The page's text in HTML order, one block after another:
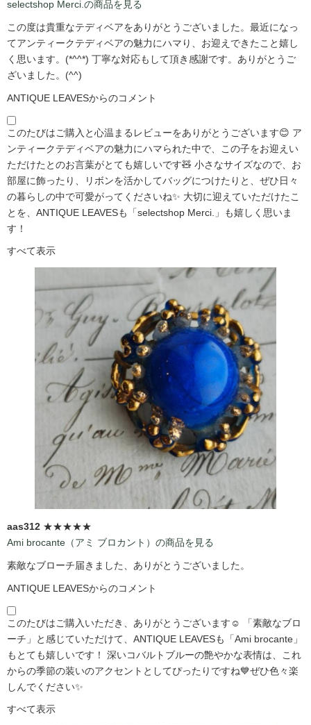
selectshop Merci.の商品を見る
この度は貴重なテディベアをありがとうございました。最近になっ
てアンティークテディベアの魅力にハマり、お迎えできたこと嬉し
く思います。(*^^*) 丁寧な対応もして頂き感謝です。ありがとうご
ざいました。(^^)
ANTIQUE LEAVESからのコメント
このたびはご購入と心温まるレビューをありがとうございます😊 ア
ンティークテディベアの魅力にハマられた中で、この子をお迎えい
ただけたとのお言葉がとても嬉しいです🧸 小さなサイズなので、お
部屋に飾ったり、リボンを活かしてバッグにつけたりと、ぜひ日々
の暮らしの中で可愛がってくださいね✨ 大切に迎えていただけたこ
とを、ANTIQUE LEAVESも「selectshop Merci.」も嬉しく思いま
す！
すべて表示
aas312 ★★★★★
Ami brocante（アミ ブロカント）の商品を見る
素敵なブローチ届きました、ありがとうございました。
ANTIQUE LEAVESからのコメント
このたびはご購入いただき、ありがとうございます☺️ 「素敵なブロ
ーチ」と感じていただけて、ANTIQUE LEAVESも「Ami brocante」
もとても嬉しいです！ 深いコバルトブルーの艶やかな表情は、これ
からの季節の装いのアクセントとしてぴったりですね💙ぜひ色々楽
しんでください✨
すべて表示